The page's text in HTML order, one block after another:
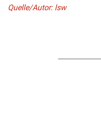
Quelle/Autor: lsw